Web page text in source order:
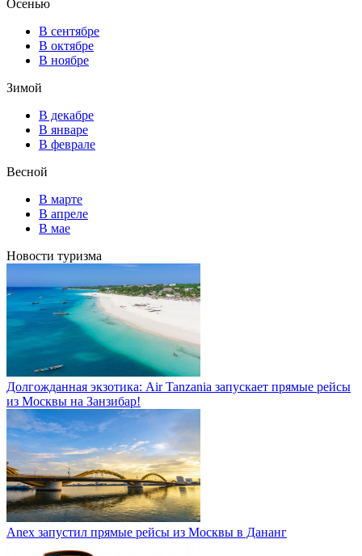
Осенью
В сентябре
В октябре
В ноябре
Зимой
В декабре
В январе
В феврале
Весной
В марте
В апреле
В мае
Новости туризма
Долгожданная экзотика: Air Tanzania запускает прямые рейсы
из Москвы на Занзибар!
Anex запустил прямые рейсы из Москвы в Дананг